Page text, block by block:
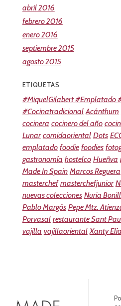
abril 2016
febrero 2016
enero 2016
septiembre 2015
agosto 2015
ETIQUETAS
#MiquelGilabert #Emplatado
#Cocinatradicional Acánthum
cocinera cocinero del año
Lunar comidaoriental Dots
emplatado foodie foodies
gastronomía hostelco Hueñva
Made In Spain Marcos Reguera
masterchef masterchefjunior
nuevas colecciones Nuria
Pablo Margós Pepe Mtz.
Porvasal restaurante Sant Pau
vajilla vajillaoriental Xanty